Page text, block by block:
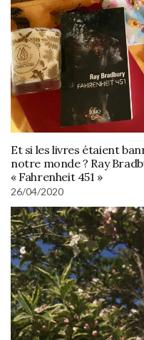
Et si les livres étaient
notre monde ? Ray
« Fahrenheit 451 »
26/04/2020